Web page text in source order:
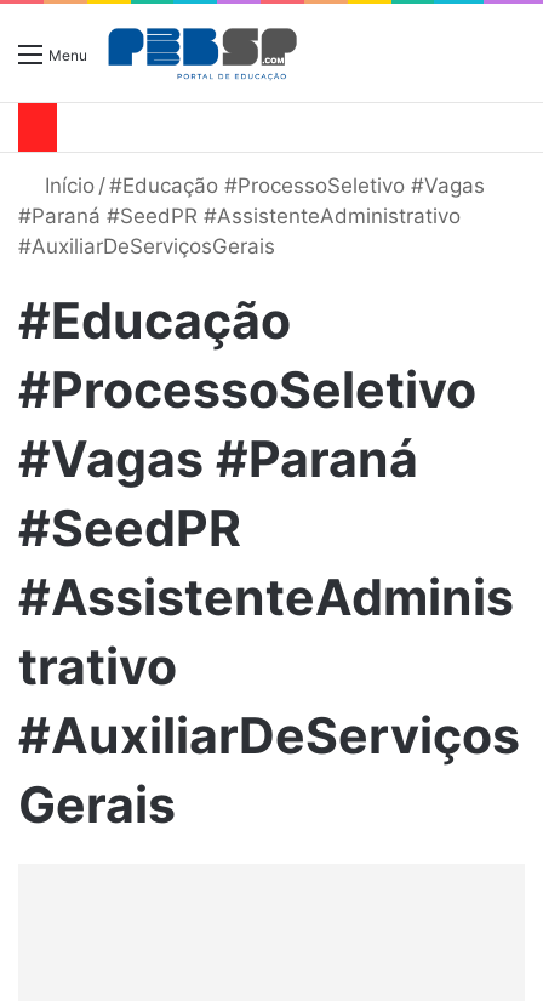
Menu
Início /#Educação #ProcessoSeletivo #Vagas
#Paraná #SeedPR #AssistenteAdministrativo
#AuxiliarDeServiçosGerais
#Educação
#ProcessoSeletivo
#Vagas #Paraná
#SeedPR
#AssistenteAdminis
trativo
#AuxiliarDeServiços
Gerais